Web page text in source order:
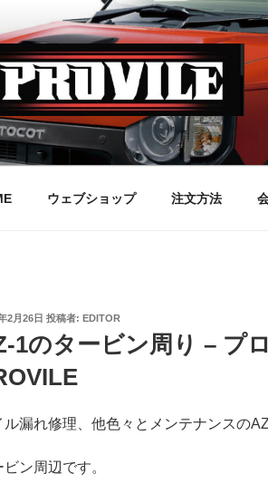
ウェブショップ 注文方法
2月26日 投稿者: EDITOR
1のタービン周り – プ
ル漏れ修理、他色々とメンテナンスの
ビン周辺です。